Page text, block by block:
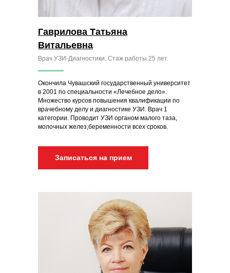
Окончила Чувашский государственный университет
в 2001 по специальности «Лечебное дело».
Множество курсов повышения квалификации по
врачебному делу и диагностике УЗИ. Врач 1
категории. Проводит УЗИ органом малого таза,
молочных желез,беременности всех сроков.
Врач УЗИ-Диагностики. Стаж работы 25 лет.
Гаврилова Татьяна
Витальевна
Записаться на прием